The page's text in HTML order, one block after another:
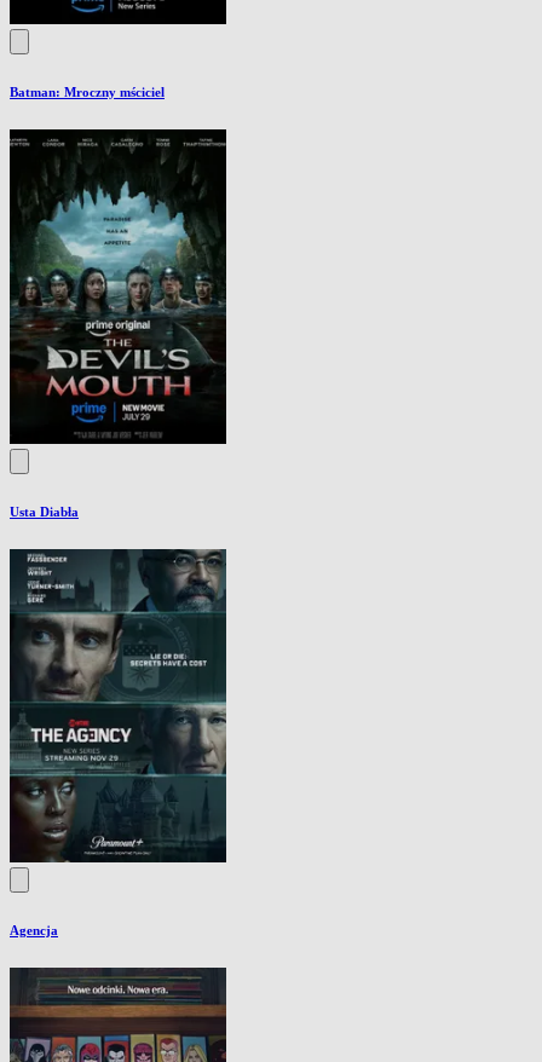
Batman: Mroczny mściciel
Usta Diabła
Agencja